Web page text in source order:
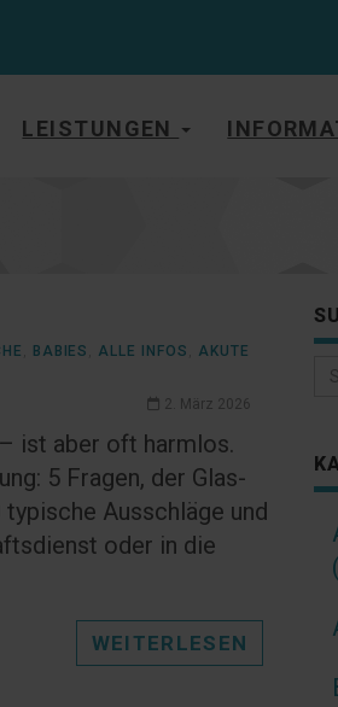
LEISTUNGEN
BABIES ALLE INFOS
AKUTE
2. März 2026
ist aber oft harmlos.
5 Fragen, der Glas-
Ausschläge und
oder in die
WEITERLESEN